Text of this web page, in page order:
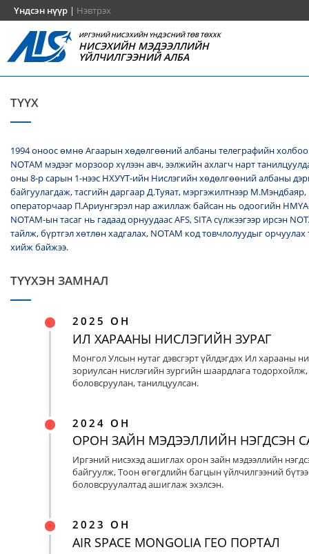
Үндсэн нүүр | Нэвтрэх
ИРГЭНИЙ НИСЭХИЙН ҮНДЭСНИЙ ТӨВ ТӨХХК
НИСЭХИЙН МЭДЭЭЛЛИЙН
ҮЙЛЧИЛГЭЭНИЙ АЛБА
ТҮҮХ
1994 оноос өмнө Агаарын хөдөлгөөний албаны телеграфийн
NОТАМ мэдээг морзоор хүлээн авч, ээлжийн ахлагч нарт
оны 8-р сарын 1-нээс НХУҮТ-ийн Нислэгийн хөдөлгөөний албаны
байгуулагдаж, тасгийн даргаар Д.Туяат, мэргэжилтнээр
операторчаар П.Ариунгэрэл нар ажиллаж байсан нь одоогийн
NOTAM-ын тасаг нь гадаад орнуудаас AFS, SITA сүлжээгээр ирсэн
тайлж, бүртгэл хөтлөн хадгалах, NОТАМ код товчлолуудыг
хийж байжээ.
ТҮҮХЭН ЗАМНАЛ
2025 ОН
ИЛ ХАРААНЫ НИСЛЭГИЙН ЗУРАГ
Монгол Улсын нутаг дэвсгэрт үйлдэгдэх Ил харааны
зориулсан нислэгийн зургийн шаардлага тодорхойлж,
боловсруулан, танилцуулсан.
2024 ОН
ОРОН ЗАЙН МЭДЭЭЛЛИЙН НЭГДСЭН
Иргэний нисэхэд ашиглах орон зайн мэдээллийн
байгуулж, Тоон өгөгдлийн багцын үйлчилгээний
боловсруулалтад ашиглаж эхэлсэн.
2023 ОН
AIR SPACE MONGOLIA ГЕО ПОРТАЛ